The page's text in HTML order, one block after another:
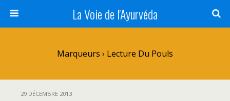
La Voie de l'Ayurvéda
Marqueurs › Lecture Du Pouls
29 DÉCEMBRE 2013